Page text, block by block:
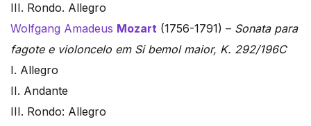
III. Rondo. Allegro
Wolfgang Amadeus Mozart (1756-1791) – Sonata para
fagote e violoncelo em Si bemol maior, K. 292/196C
I. Allegro
II. Andante
III. Rondo: Allegro